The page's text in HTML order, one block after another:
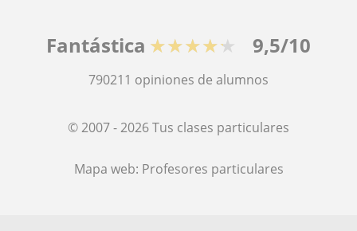
Fantástica ★★★★★ 9,5/10
790211 opiniones de alumnos
© 2007 - 2026 Tus clases particulares
Mapa web: Profesores particulares